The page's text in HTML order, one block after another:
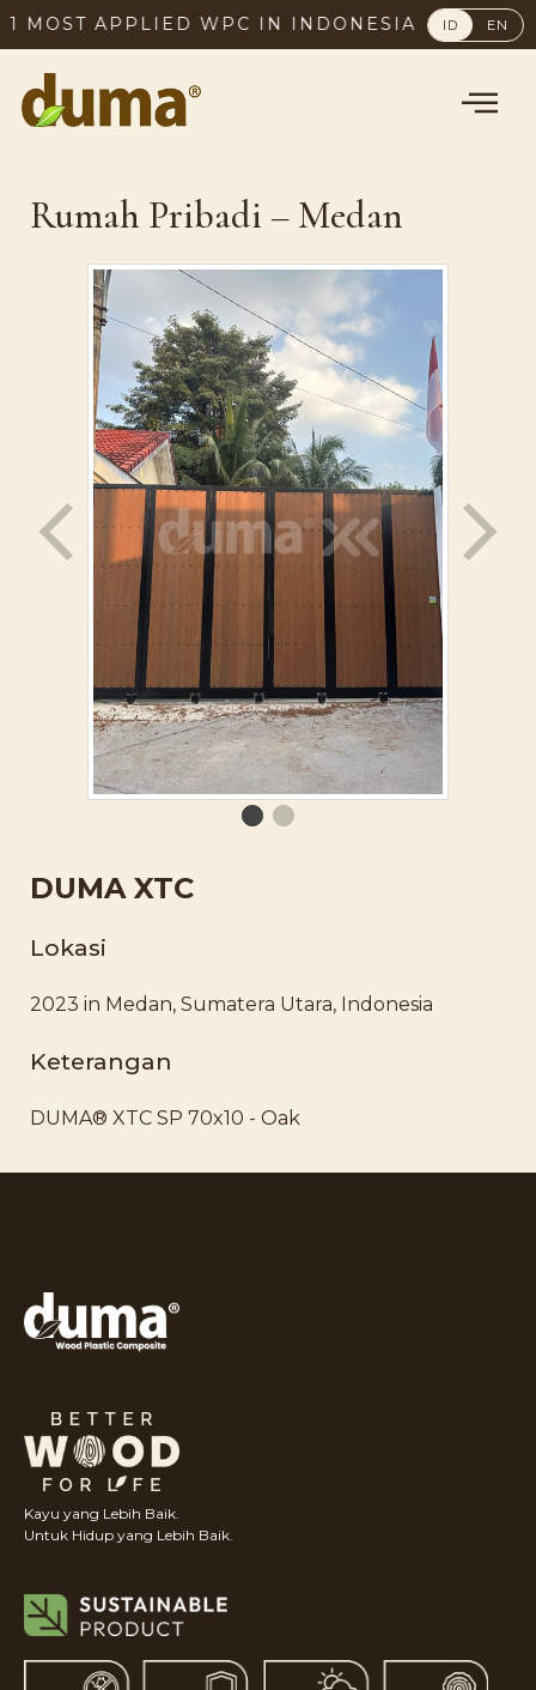
APPLIED WPC IN INDONESIA, SINCE 2003
ID EN
Rumah Pribadi – Medan
DUMA XTC
Lokasi
2023 in Medan, Sumatera Utara, Indonesia
Keterangan
DUMA® XTC SP 70x10 - Oak
Kayu yang Lebih Baik.
Untuk Hidup yang Lebih Baik.